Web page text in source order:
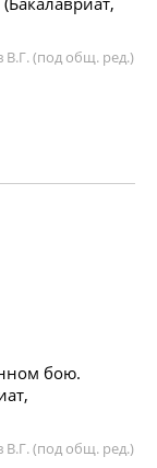
В.Г. (под общ. ред.)
бою.
В.Г. (под общ. ред.)